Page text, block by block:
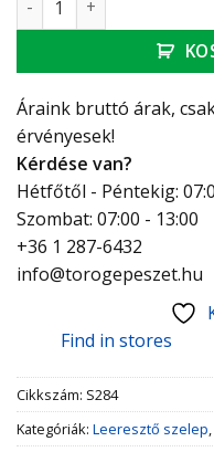
Áraink bruttó árak,
érvényesek!
Kérdése van?
Hétfőtől - Péntekig:
Szombat: 07:00 - 13:00
+36 1 287-6432
info@torogepeszet.hu
Find in stores
Cikkszám: S284
Kategóriák: Leeresztő szelep,